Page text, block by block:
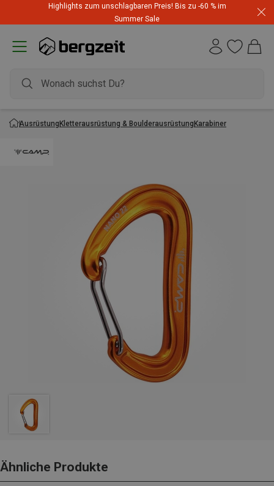
Highlights zum unschlagbaren Preis! Bis zu -60 % im
Summer Sale
AusrüstungKletterausrüstung & BoulderausrüstungKarabiner
Ähnliche Produkte